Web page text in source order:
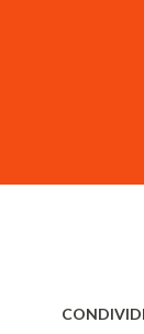
CONDIVIDI